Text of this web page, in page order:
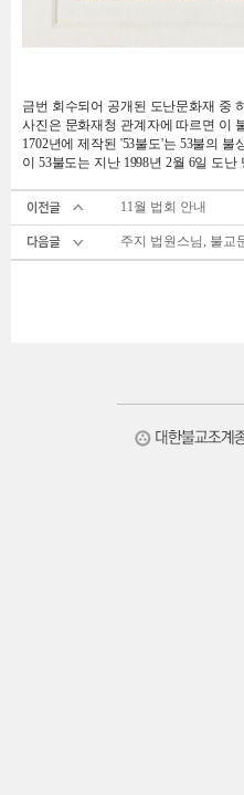
금번 회수되어 공개된 도난문화재 중
사진은 문화재청 관계자에 따르면 이
1702년에 제작된 '53불도'는 53불의
이 53불도는 지난 1998년 2월 6일 도난
11월 법회 안내
주지 법원스님, 불교